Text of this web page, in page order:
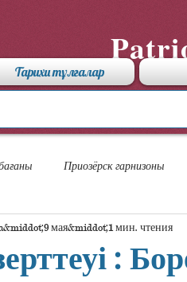
Тарихи тұлғалар
Приозёрск гарнизоны
лицейі
:
9 мая 1 мин. чтения